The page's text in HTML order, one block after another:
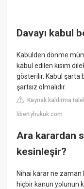
Davayı kabul
Kabulden dönme
kabul edilen kısım
gösterilir. Kabul şarta
şartsız olmalıdır.
Kaynak kaldırma
libertyhukuk.com
Ara karardan
kesinleşir?
Nihai karar ne zaman
hiçbir kanun yolunun